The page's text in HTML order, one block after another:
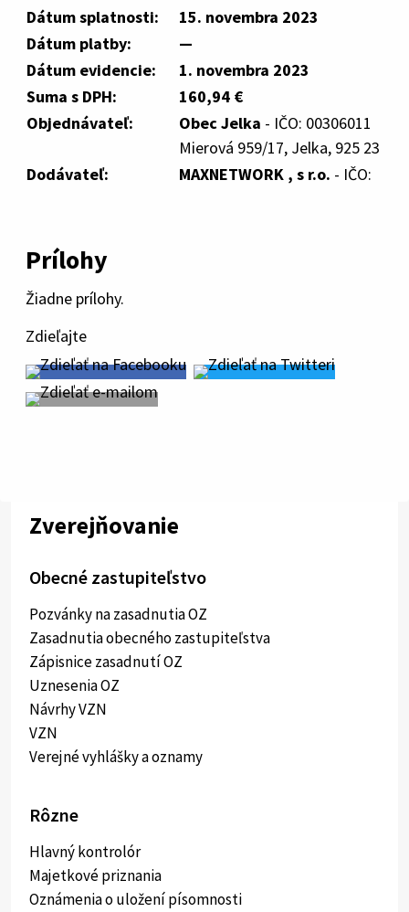
Dátum splatnosti:
15. novembra 2023
Dátum platby:
—
Dátum evidencie:
1. novembra 2023
Suma s DPH:
160,94 €
Objednávateľ:
Obec Jelka - IČO: 00306011
Mierová 959/17, Jelka, 925 23
Dodávateľ:
MAXNETWORK , s r.o. - IČO:
Prílohy
Žiadne prílohy.
Zdieľajte
Zverejňovanie
Obecné zastupiteľstvo
Pozvánky na zasadnutia OZ
Zasadnutia obecného zastupiteľstva
Zápisnice zasadnutí OZ
Uznesenia OZ
Návrhy VZN
VZN
Verejné vyhlášky a oznamy
Rôzne
Hlavný kontrolór
Majetkové priznania
Oznámenia o uložení písomnosti